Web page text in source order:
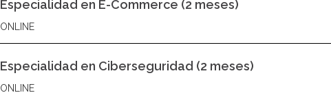
Especialidad en E-Commerce (2 meses)
ONLINE
Especialidad en Ciberseguridad (2 meses)
ONLINE